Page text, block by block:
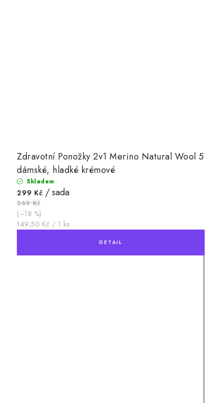
Zdravotní Ponožky 2v1 Merino Natural Wool 5
dámské, hladké krémové
Skladem
299 Kč / sada
369 Kč
(–18 %)
Měrná
149,50 Kč / 1 ks